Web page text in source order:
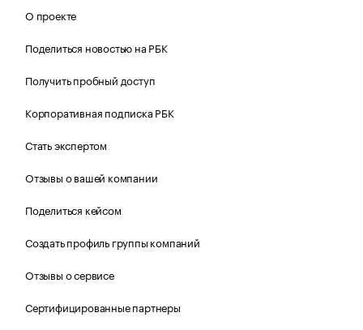
О проекте
Поделиться новостью на РБК
Получить пробный доступ
Корпоративная подписка РБК
Стать экспертом
Отзывы о вашей компании
Поделиться кейсом
Создать профиль группы компаний
Отзывы о сервисе
Сертифицированные партнеры